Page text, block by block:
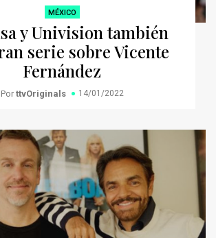
MÉXICO
y Univision también
serie sobre Vicente
Fernández
Por ttvOriginals 14/01/2022